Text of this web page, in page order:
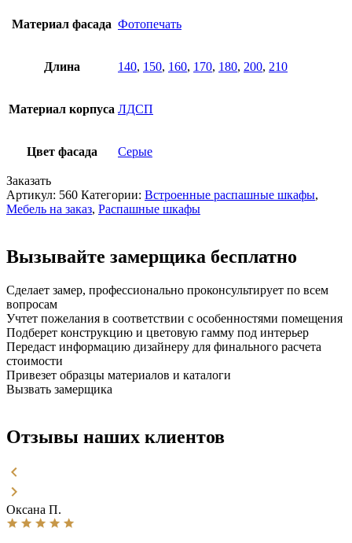
Материал фасада Фотопечать
Длина 140, 150, 160, 170, 180, 200, 210
Материал корпуса ЛДСП
Цвет фасада Серые
Заказать
Артикул: 560 Категории: Встроенные распашные шкафы,
Мебель на заказ, Распашные шкафы
Вызывайте замерщика бесплатно
Сделает замер, профессионально проконсультирует по всем
вопросам
Учтет пожелания в соответствии с особенностями помещения
Подберет конструкцию и цветовую гамму под интерьер
Передаст информацию дизайнеру для финального расчета
стоимости
Привезет образцы материалов и каталоги
Вызвать замерщика
Отзывы наших клиентов
Оксана П.